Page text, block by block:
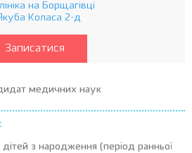
на Борщагівці
Коласа 2-д
Записатися
медичних наук
з народження (період ранньої